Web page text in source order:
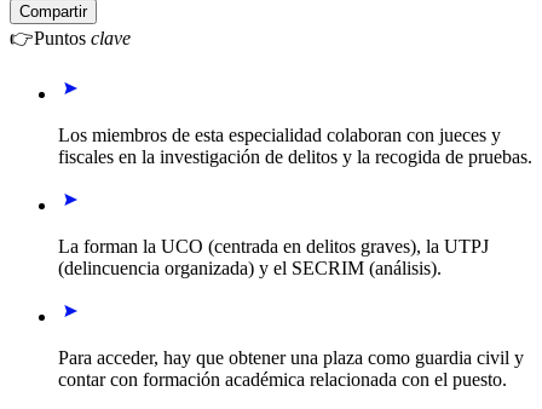
Compartir
👉Puntos clave
Los miembros de esta especialidad colaboran con jueces y
fiscales en la investigación de delitos y la recogida de pruebas.
La forman la UCO (centrada en delitos graves), la UTPJ
(delincuencia organizada) y el SECRIM (análisis).
Para acceder, hay que obtener una plaza como guardia civil y
contar con formación académica relacionada con el puesto.